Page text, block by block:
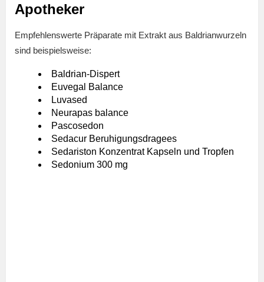
Apotheker
Empfehlenswerte Präparate mit Extrakt aus Baldrianwurzeln
sind beispielsweise:
Baldrian-Dispert
Euvegal Balance
Luvased
Neurapas balance
Pascosedon
Sedacur Beruhigungsdragees
Sedariston Konzentrat Kapseln und Tropfen
Sedonium 300 mg